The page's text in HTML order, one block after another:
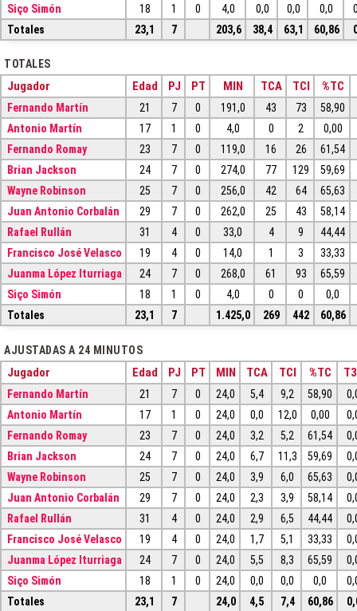
Siço Simón
18 1 0 4,0 0,0 0,0 0,0
Totales
23,1 7 203,6 38,4 63,1 60,86
TOTALES
Jugador Edad PJ PT MIN TCA TCI %TC
Fernando Martín 21 7 0 191,0 43 73
58,90
Antonio Martín
17 1 0 4,0 0 2
0,00
Fernando Romay
23 7 0 119,0 16 26
61,54
Brian Jackson
24 7 0 274,0 77 129
59,69
Wayne Robinson
25 7 0 256,0 42 64
65,63
Juan Antonio Corbalán
29 7 0 262,0 25 43
58,14
Rafael Rullán
31 4 0 33,0 4 9
44,44
Francisco José Velasco
19 4 0 14,0 1 3
33,33
Juanma López Iturriaga
24 7 0 268,0 61 93
65,59
Siço Simón
18 1 0 4,0 0 0
0,0
Totales
23,1 7 1.425,0 269 442 60,86
AJUSTADAS A 24 MINUTOS
Jugador Edad PJ PT MIN TCA TCI %TC
Fernando Martín 21 7 0 24,0 5,4 9,2 58,90
Antonio Martín
17 1 0 24,0 0,0 12,0 0,00
Fernando Romay
23 7 0 24,0 3,2 5,2 61,54
Brian Jackson
24 7 0 24,0 6,7 11,3 59,69
Wayne Robinson
25 7 0 24,0 3,9 6,0 65,63
Juan Antonio Corbalán
29 7 0 24,0 2,3 3,9 58,14
Rafael Rullán
31 4 0 24,0 2,9 6,5 44,44
Francisco José Velasco
19 4 0 24,0 1,7 5,1 33,33
Juanma López Iturriaga
24 7 0 24,0 5,5 8,3 65,59
Siço Simón
18 1 0 24,0 0,0 0,0 0,0
Totales
23,1 7 24,0 4,5 7,4 60,86